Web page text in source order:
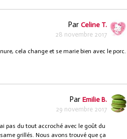
Par Celine T.
28 novembre 2017
cela change et se marie bien avec le porc.
Par Emilie B.
29 novembre 2017
pas du tout accroché avec le goût du
grillés. Nous avons trouvé que ça